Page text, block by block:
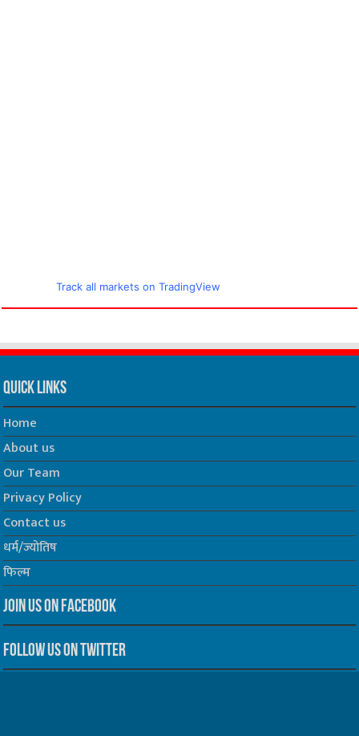
Track all markets on TradingView
Quick Links
Home
About us
Our Team
Privacy Policy
Contact us
धर्म/ज्योतिष
फिल्म
Join us on Facebook
Follow us on Twitter